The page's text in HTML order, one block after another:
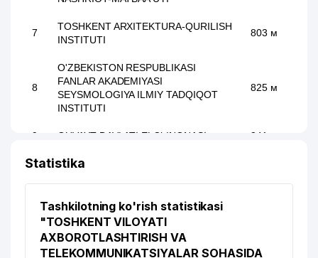
7
TOSHKENT ARXITEKTURA-QURILISH
INSTITUTI
803 м
8
O'ZBEKISTON RESPUBLIKASI
FANLAR AKADEMIYASI
SEYSMOLOGIYA ILMIY TADQIQOT
INSTITUTI
825 м
9 QUVAYT DAVLATI ELChINONASI 841 м
10 POYTAXT OIL MChJ
OLIY SPORT MAHORATI MAKTABI
12
TRANSATLANTIC INTERNATIONAL
Statistika
Tashkilotning ko'rish statistikasi
"TOSHKENT VILOYATI
AXBOROTLASHTIRISH VA
TELEKOMMUNIKATSIYALAR SOHASIDA